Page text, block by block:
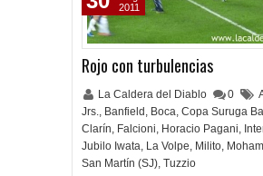
Rojo con turbulencias
La Caldera del Diablo 0
Jrs., Banfield , Boca, Copa Suruga
Clarín, Falcioni, Horacio Pagani,
Jubilo Iwata, La Volpe, Milito,
San Martín (SJ), Tuzzio
2011